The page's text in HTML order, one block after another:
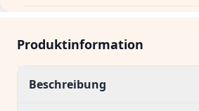
Produktinformation
Beschreibung